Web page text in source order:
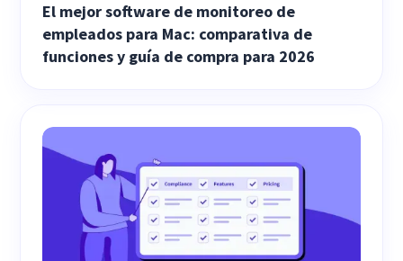
El mejor software de monitoreo de
empleados para Mac: comparativa de
funciones y guía de compra para 2026